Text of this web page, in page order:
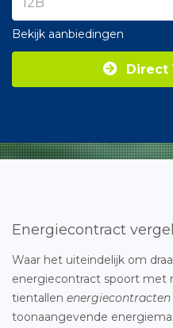
Bekijk aanbiedingen
Direct
Energiecontract
Waar het uiteindelijk om
energiecontract spoort met
tientallen energiecontracten
toonaangevende